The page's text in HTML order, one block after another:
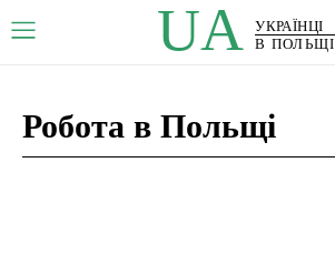
UA
УКРАЇНЦІ
В ПОЛЬЩІ
Робота в Польщі